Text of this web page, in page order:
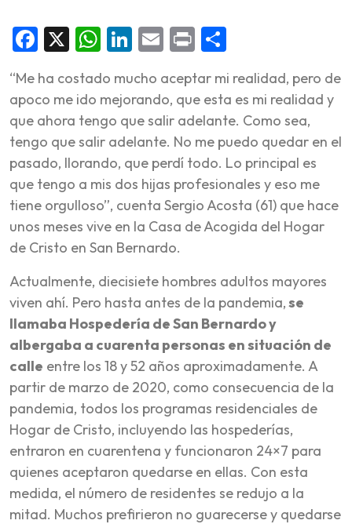
Facebook
X WhatsApp
LinkedIn
Email
Print
“Me ha costado mucho aceptar mi realidad, pero de
apoco me ido mejorando, que esta es mi realidad y
que ahora tengo que salir adelante. Como sea,
tengo que salir adelante. No me puedo quedar en el
pasado, llorando, que perdí todo. Lo principal es
que tengo a mis dos hijas profesionales y eso me
tiene orgulloso”, cuenta Sergio Acosta (61) que hace
unos meses vive en la Casa de Acogida del Hogar
de Cristo en San Bernardo.
Actualmente, diecisiete hombres adultos mayores
viven ahí. Pero hasta antes de la pandemia,se
llamaba Hospedería de San Bernardo y
albergaba a cuarenta personas en situación de
calle entre los 18 y 52 años aproximadamente. A
partir de marzo de 2020, como consecuencia de la
pandemia, todos los programas residenciales de
Hogar de Cristo, incluyendo las hospederías,
entraron en cuarentena y funcionaron 24×7 para
quienes aceptaron quedarse en ellas. Con esta
medida, el número de residentes se redujo a la
mitad. Muchos prefirieron no guarecerse y quedarse